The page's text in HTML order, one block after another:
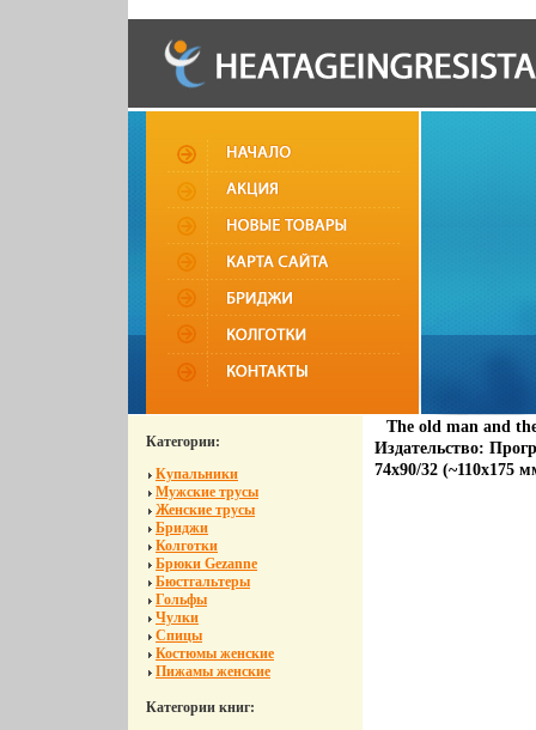
Категории:
Купальники
Мужские трусы
Женские трусы
Бриджи
Колготки
Брюки Gezanne
Бюстгальтеры
Гольфы
Чулки
Спицы
Костюмы женские
Пижамы женские
Категории книг:
The old man and
Издательство:
74x90/32 (~110x175